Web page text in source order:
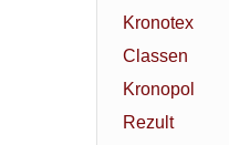
Kronotex
Classen
Kronopol
Rezult